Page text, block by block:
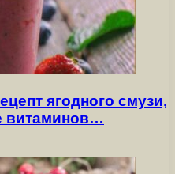
ягодного смузи,
витаминов…